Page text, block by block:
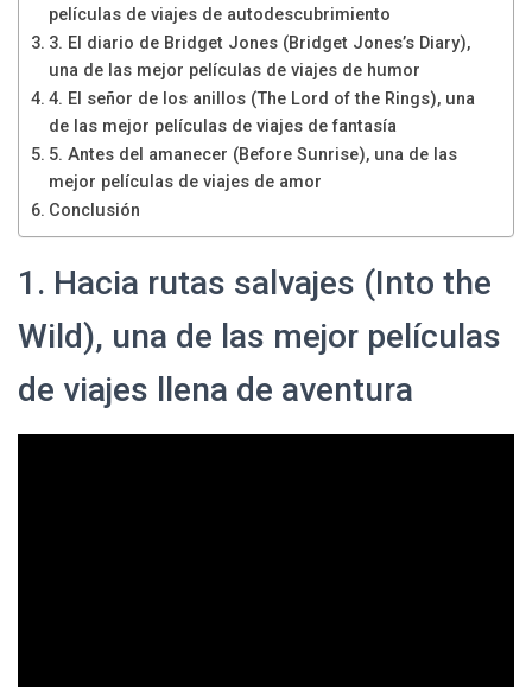
películas de viajes de autodescubrimiento
3. El diario de Bridget Jones (Bridget Jones’s Diary),
una de las mejor películas de viajes de humor
4. El señor de los anillos (The Lord of the Rings), una
de las mejor películas de viajes de fantasía
5. Antes del amanecer (Before Sunrise), una de las
mejor películas de viajes de amor
Conclusión
1. Hacia rutas salvajes (Into the
Wild), una de las mejor películas
de viajes llena de aventura